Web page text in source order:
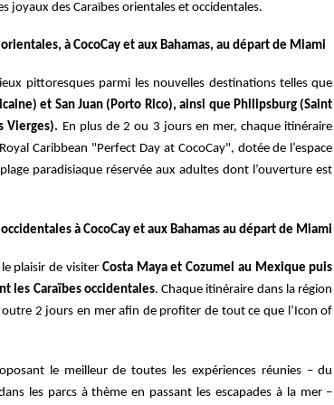
joyaux des Caraïbes orientales et occidentales.
à CocoCay et aux Bahamas, au départ de Miami
pittoresques parmi les nouvelles destinations telles que
et San Juan (Porto Rico), ainsi que Philipsburg (Saint
Vierges). En plus de 2 ou 3 jours en mer, chaque itinéraire
Caribbean "Perfect Day at CocoCay", dotée de l’espace
paradisiaque réservée aux adultes dont l’ouverture est
à CocoCay et aux Bahamas au départ de Miami
plaisir de visiter Costa Maya et Cozumel au Mexique puis
les Caraïbes occidentales. Chaque itinéraire dans la région
outre 2 jours en mer afin de profiter de tout ce que l’Icon of
le meilleur de toutes les expériences réunies – du
les parcs à thème en passant les escapades à la mer –